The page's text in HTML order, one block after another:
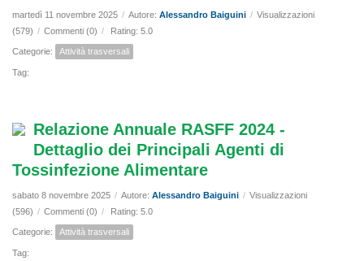
martedì 11 novembre 2025 / Autore: Alessandro Baiguini / Visualizzazioni
(579) / Commenti (0) / Rating: 5.0
Categorie: Attività trasversali
Tag:
Relazione Annuale RASFF 2024 -
Dettaglio dei Principali Agenti di
Tossinfezione Alimentare
sabato 8 novembre 2025 / Autore: Alessandro Baiguini / Visualizzazioni
(596) / Commenti (0) / Rating: 5.0
Categorie: Attività trasversali
Tag: